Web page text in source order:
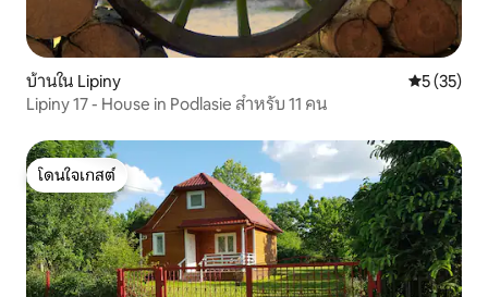
บ้านใน Lipiny คะแนนเฉลี่
5 (35)
Lipiny 17 - House in Podlasie สำหรับ 11 คน
โดนใจเกสต์
โดนใจเกสต์